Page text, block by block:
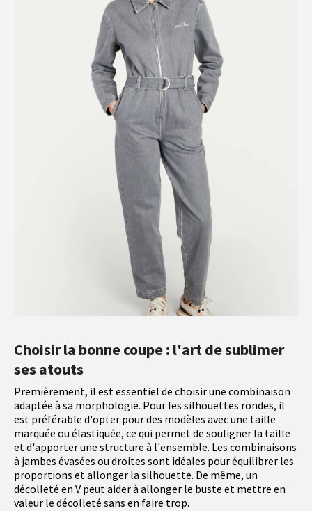
Choisir la bonne coupe : l'art de sublimer
ses atouts
Premièrement, il est essentiel de choisir une combinaison
adaptée à sa morphologie. Pour les silhouettes rondes, il
est préférable d'opter pour des modèles avec une taille
marquée ou élastiquée, ce qui permet de souligner la taille
et d'apporter une structure à l'ensemble. Les combinaisons
à jambes évasées ou droites sont idéales pour équilibrer les
proportions et allonger la silhouette. De même, un
décolleté en V peut aider à allonger le buste et mettre en
valeur le décolleté sans en faire trop.